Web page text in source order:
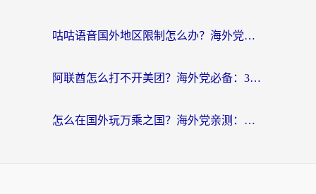
咕咕语音国外地区限制怎么办？海外党必备的回国加速器选择指南（附音悦Tai、搜狐视频解决妙招）
阿联酋怎么打不开美团？海外党必备：3步解决回国追剧、看球、刷B站的全部烦恼
怎么在国外玩万乘之国？海外党亲测：突破限制的3个实用技巧